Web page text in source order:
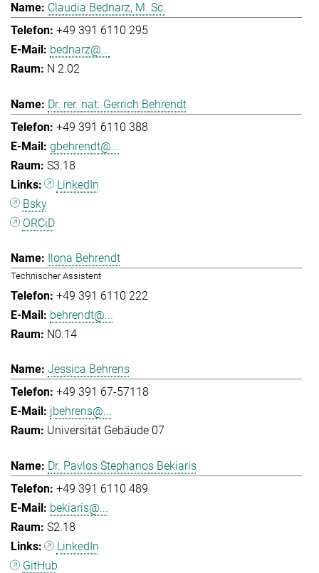
Claudia Bednarz, M. Sc.
+49 391 6110 295
bednarz@...
N 2.02
Dr. rer. nat. Gerrich Behrendt
+49 391 6110 388
gbehrendt@...
S3.18
LinkedIn
Bsky
ORCiD
Ilona Behrendt
Technischer Assistent
+49 391 6110 222
behrendt@...
N0.14
Jessica Behrens
+49 391 67-57118
jbehrens@...
Universität Gebäude 07
Dr. Pavlos Stephanos Bekiaris
+49 391 6110 489
bekiaris@...
S2.18
LinkedIn
GitHub